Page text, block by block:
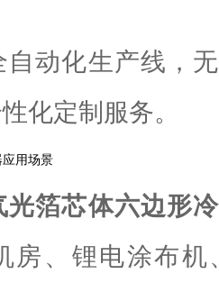
自动化生产线，
化定制服务。
用场景
光箔芯体六边形
房、锂电涂布